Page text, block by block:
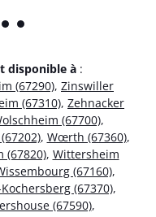
disponible à :
(67290), Zinswiller
(67310), Zehnacker
(67700),
, Wœrth (67360),
(67820), Wittersheim
(67160),
(67370),
(67590),